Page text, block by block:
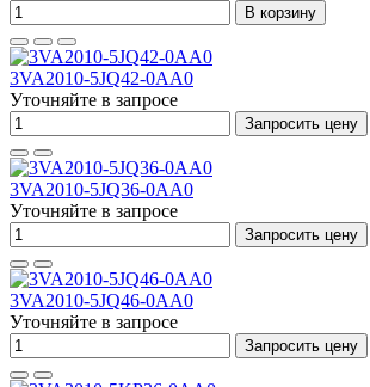
В корзину
3VA2010-5JQ42-0AA0
Уточняйте в запросе
Запросить цену
3VA2010-5JQ36-0AA0
Уточняйте в запросе
Запросить цену
3VA2010-5JQ46-0AA0
Уточняйте в запросе
Запросить цену